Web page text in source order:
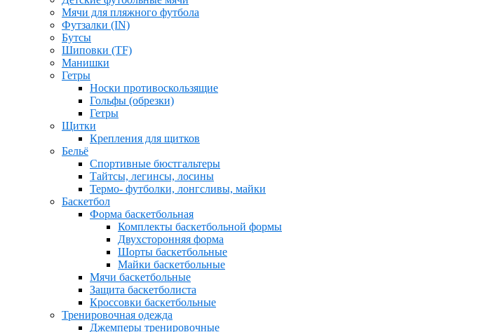
Мячи для пляжного футбола
Футзалки (IN)
Бутсы
Шиповки (TF)
Манишки
Гетры
Носки противоскользящие
Гольфы (обрезки)
Гетры
Щитки
Крепления для щитков
Бельё
Спортивные бюстгальтеры
Тайтсы, легинсы, лосины
Термо- футболки, лонгсливы, майки
Баскетбол
Форма баскетбольная
Комплекты баскетбольной формы
Двухсторонняя форма
Шорты баскетбольные
Майки баскетбольные
Мячи баскетбольные
Защита баскетболиста
Кроссовки баскетбольные
Тренировочная одежда
Джемперы тренировочные